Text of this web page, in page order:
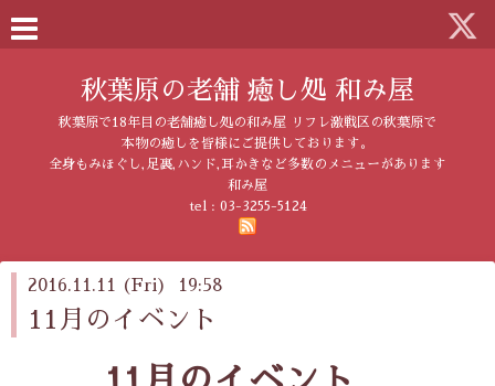
秋葉原の老舗 癒し処 和み屋
秋葉原で18年目の老舗癒し処の和み屋 リフレ激戦区の秋葉原で
本物の癒しを皆様にご提供しております。
全身もみほぐし,足裏,ハンド,耳かきなど多数のメニューがあります
和み屋
tel : 03-3255-5124
2016.11.11 (Fri) 19:58
11月のイベント